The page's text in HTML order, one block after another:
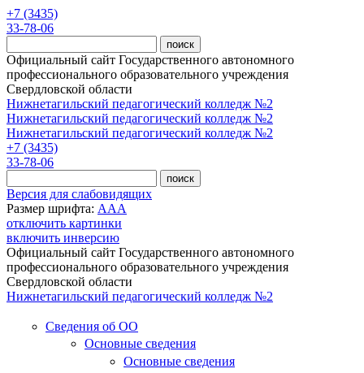
Перейти к основному содержанию
+7 (3435)
33-78-06
Официальный сайт Государственного автономного
профессионального образовательного учреждения
Свердловской области
Нижнетагильский педагогический колледж №2
Нижнетагильский педагогический колледж №2
Нижнетагильский педагогический колледж №2
+7 (3435)
33-78-06
Версия для слабовидящих
Размер шрифта: AAA
отключить картинки
включить инверсию
Официальный сайт Государственного автономного
профессионального образовательного учреждения
Свердловской области
Нижнетагильский педагогический колледж №2
Сведения об ОО
Основные сведения
Основные сведения